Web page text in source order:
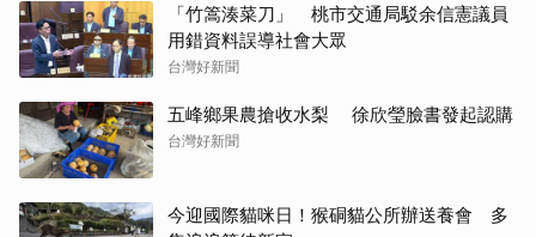
「竹篙湊菜刀」 桃市交通局駁余信憲議員
用錯資料誤導社會大眾
台灣好新聞
五峰鄉果農搶收水梨 徐欣瑩臉書發起認購
台灣好新聞
今迎國際貓咪日！猴硐貓公所辦送養會 多